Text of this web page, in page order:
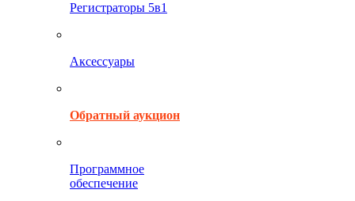
Регистраторы 5в1
Аксессуары
Обратный аукцион
Программное
обеспечение